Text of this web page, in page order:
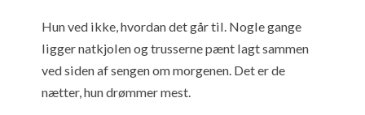
Hun ved ikke, hvordan det går til. Nogle gange
ligger natkjolen og trusserne pænt lagt sammen
ved siden af sengen om morgenen. Det er de
nætter, hun drømmer mest.